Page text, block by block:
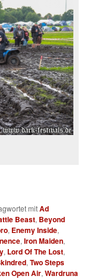
mitAd
Beast, Beyond
, Enemy Inside,
,Iron Maiden,
, Lord Of The Lost,
,Two Steps
Open Air,Wardruna